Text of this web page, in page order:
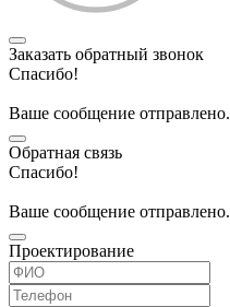
Заказать обратный звонок
Спасибо!
Ваше сообщение отправлено.
Обратная связь
Спасибо!
Ваше сообщение отправлено.
Проектирование